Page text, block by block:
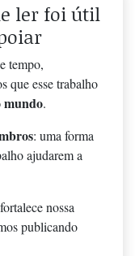
ler foi útil
tempo,
que esse trabalho
mundo.
: uma forma
ajudarem a
nossa
publicando